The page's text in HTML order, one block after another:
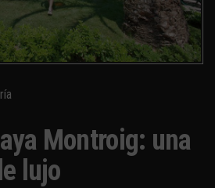
Montroig: una
lujo